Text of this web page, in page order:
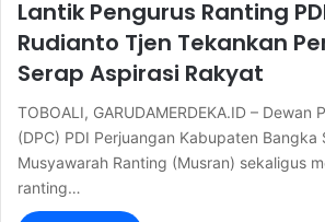
Lantik Pengurus Ranting
Rudianto Tjen Tekankan
Serap Aspirasi Rakyat
TOBOALI, GARUDAMERDEKA.ID – Dewan
(DPC) PDI Perjuangan Kabupaten Bangka
Musyawarah Ranting (Musran) sekaligus
ranting…